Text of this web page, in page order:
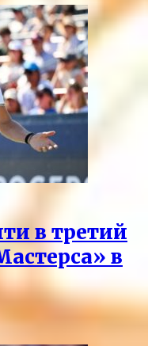
в третий
в